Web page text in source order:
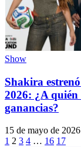
Show
Shakira
2026: ¿A
ganancias?
15 de mayo de 2026
1 2 3 4 … 16 17